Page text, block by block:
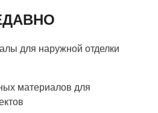
для наружной отделки
материалов для